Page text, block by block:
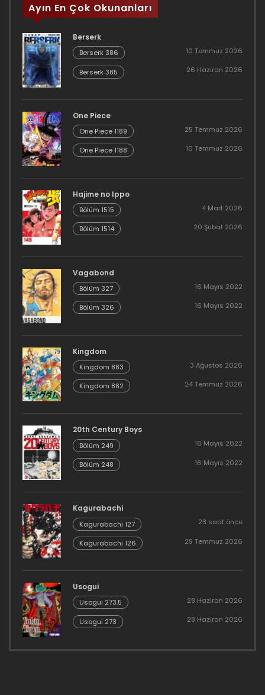
Ayın En Çok Okunanları
Berserk
Berserk 386 10 Temmuz 2026
Berserk 385 26 Haziran 2026
One Piece
One Piece 1189 25 Temmuz 2026
One Piece 1188 10 Temmuz 2026
Hajime no Ippo
Bölüm 1515 4 Mart 2026
Bölüm 1514 20 Şubat 2026
Vagabond
Bölüm 327 16 Mayıs 2022
Bölüm 326 16 Mayıs 2022
Kingdom
Kingdom 883 3 Ağustos 2026
Kingdom 882 24 Temmuz 2026
20th Century Boys
Bölüm 249 16 Mayıs 2022
Bölüm 248 16 Mayıs 2022
Kagurabachi
Kagurabachi 127 23 saat önce
Kagurabachi 126 29 Temmuz 2026
Usogui
Usogui 273.5 28 Haziran 2026
Usogui 273 28 Haziran 2026